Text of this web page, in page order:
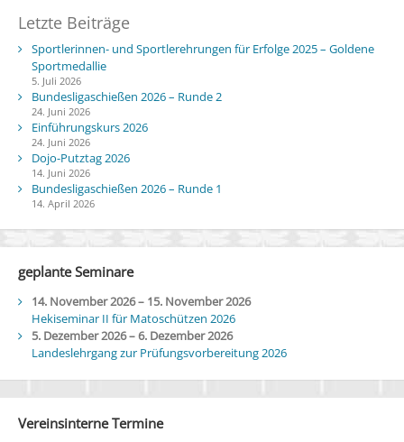
Letzte Beiträge
Sportlerinnen- und Sportlerehrungen für Erfolge 2025 – Goldene
Sportmedallie
5. Juli 2026
Bundesligaschießen 2026 – Runde 2
24. Juni 2026
Einführungskurs 2026
24. Juni 2026
Dojo-Putztag 2026
14. Juni 2026
Bundesligaschießen 2026 – Runde 1
14. April 2026
geplante Seminare
14. November 2026– 15. November 2026
Hekiseminar II für Matoschützen 2026
5. Dezember 2026–6. Dezember 2026
Landeslehrgang zur Prüfungsvorbereitung 2026
Vereinsinterne Termine